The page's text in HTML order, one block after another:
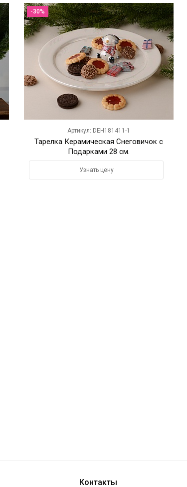
-30%
Артикул: DEH181411-1
Тарелка Керамическая Снеговичок с
Подарками 28 см.
Узнать цену
Контакты